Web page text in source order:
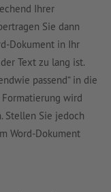
Ihrer
Sie dann
Dokument in Ihr
Text zu lang ist.
passend“ in die
wird
Stellen Sie jedoch
Word-Dokument